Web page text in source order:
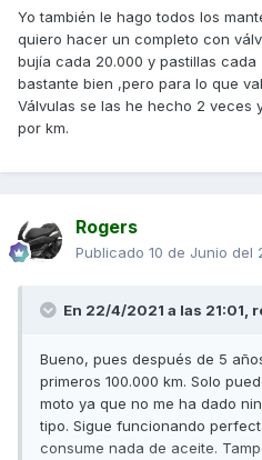
Yo también le hago todos los
quiero hacer un completo con
bujía cada 20.000 y pastillas cada
bastante bien ,pero para lo que
Válvulas se las he hecho 2 veces
por km.
Rogers
Publicado 10 de Junio del
En 22/4/2021 a las 21:01,
Bueno, pues después de 5
primeros 100.000 km. Solo
moto ya que no me ha dado
tipo. Sigue funcionando
consume nada de aceite.